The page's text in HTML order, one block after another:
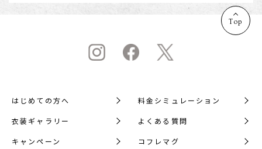
Top
はじめての方へ 料金シミュレーション
衣装ギャラリー よくある質問
キャンペーン コフレマグ